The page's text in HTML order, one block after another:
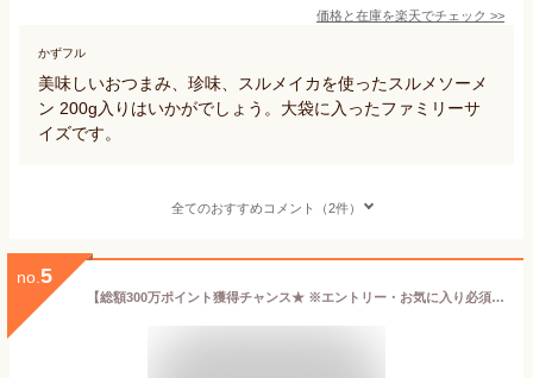
価格と在庫を楽天でチェック >>
かずフル
美味しいおつまみ、珍味、スルメイカを使ったスルメソーメ
ン 200g入りはいかがでしょう。大袋に入ったファミリーサ
イズです。
全てのおすすめコメント（2件）
no. 5
【総額300万ポイント獲得チャンス★ ※エントリー・お気に入り必須】いかソーメン 250g送料無料 いか イカソーメン するめソーメン おやつ 珍味 やみつき おつまみ 家飲み ダイエット 噛む オーシャン・フォレスト【D】【メール便】